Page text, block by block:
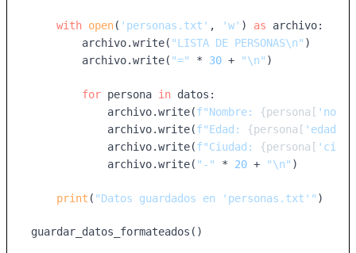
with open( 'personas.txt' , 'w' ) as archivo:
        archivo.write(
"LISTA DE PERSONAS\n" )
        archivo.write(
"=" * 30 + "\n" )
for persona in datos:
            archivo.write(
f"Nombre: {persona[
            archivo.write(
f"Edad: {persona[ 'edad'
            archivo.write(
f"Ciudad: {persona[
            archivo.write(
"-" * 20 + "\n" )
print ( "Datos guardados en 'personas.txt'" )
guardar_datos_formateados()